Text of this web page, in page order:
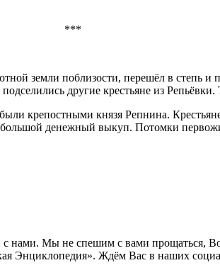
***
земли поблизости, перешёл в степь и
другие крестьяне из
крепостными князя Репнина.
денежный выкуп. Потомки
нами. Мы не спешим с вами прощаться,
Энциклопедия». Ждём Вас в наших